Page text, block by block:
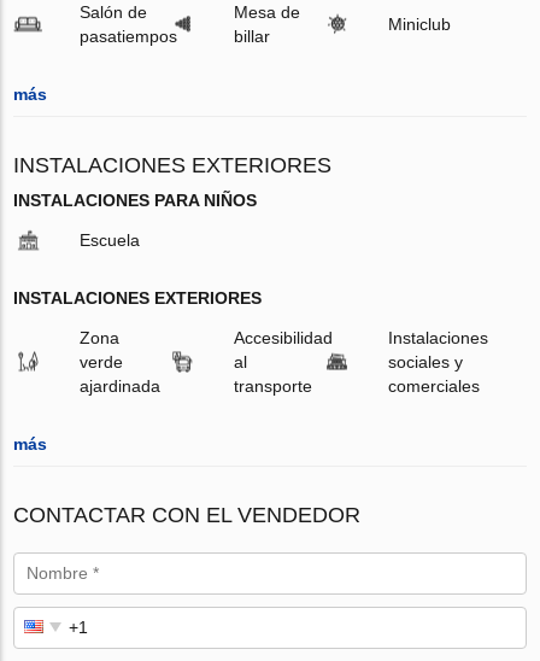
Salón de
pasatiempos
Mesa de
billar
Miniclub
más
INSTALACIONES EXTERIORES
INSTALACIONES PARA NIÑOS
Escuela
INSTALACIONES EXTERIORES
Zona
verde
ajardinada
Accesibilidad
al
transporte
Instalaciones
sociales y
comerciales
más
CONTACTAR CON EL VENDEDOR